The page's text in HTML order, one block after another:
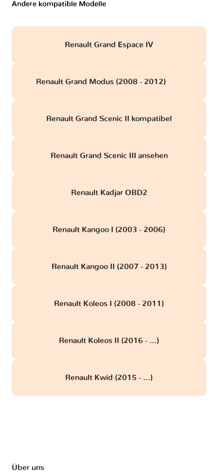
Andere kompatible Modelle
Renault Grand Espace IV
Renault Grand Modus (2008 - 2012)
Renault Grand Scenic II kompatibel
Renault Grand Scenic III ansehen
Renault Kadjar OBD2
Renault Kangoo I (2003 - 2006)
Renault Kangoo II (2007 - 2013)
Renault Koleos I (2008 - 2011)
Renault Koleos II (2016 - ...)
Renault Kwid (2015 - ...)
Über uns